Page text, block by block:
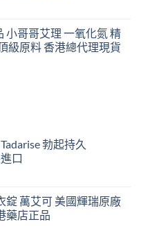
小哥哥艾理 一氧化氮 精
級原料 香港總代理現貨
勃起持久
口
錠 萬艾可 美國輝瑞原廠
藥店正品